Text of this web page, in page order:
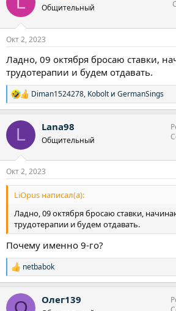
Общительный
Окт 2, 2023
Ладно, 09 октября бросаю ставки,
трудотерапии и будем отдавать.
Р
е
к
и
Diman1524278, Kobolt и GermanSings
L Lana98
Общительный
Окт 2, 2023
LiOpus написал(а):
Ладно, 09 октября бросаю ставки,
трудотерапии и будем отдавать.
Почему именно 9-го?
Р
е
к
netbabok
Олег139